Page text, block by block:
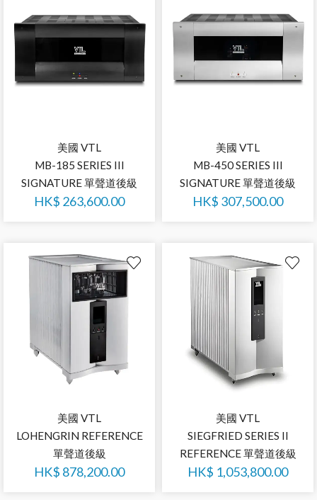
美國 VTL
MB-185 SERIES III
SIGNATURE 單聲道後級
HK$ 263,600.00
美國 VTL
MB-450 SERIES III
SIGNATURE 單聲道後級
HK$ 307,500.00
美國 VTL
LOHENGRIN REFERENCE
單聲道後級
HK$ 878,200.00
美國 VTL
SIEGFRIED SERIES II
REFERENCE 單聲道後級
HK$ 1,053,800.00